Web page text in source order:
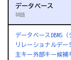
データベース
88語
データベース DBMS
リレーショナルデー
主キー外部キー候補